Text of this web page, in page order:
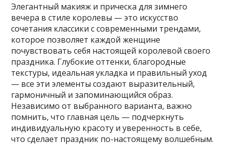
Элегантный макияж и прическа для зимнего
вечера в стиле королевы — это искусство
сочетания классики с современными трендами,
которое позволяет каждой женщине
почувствовать себя настоящей королевой своего
праздника. Глубокие оттенки, благородные
текстуры, идеальная укладка и правильный уход
— все эти элементы создают выразительный,
гармоничный и запоминающийся образ.
Независимо от выбранного варианта, важно
помнить, что главная цель — подчеркнуть
индивидуальную красоту и уверенность в себе,
что сделает праздник по-настоящему волшебным.